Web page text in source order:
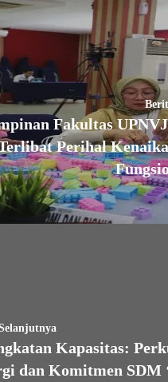
Fakultas
Perihal
Kapasitas:
dan Komitmen SDM